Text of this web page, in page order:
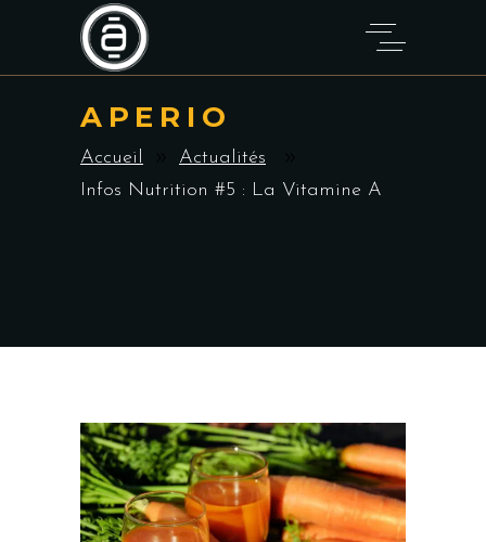
APERIO
Accueil
Actualités
Infos Nutrition #5 : La Vitamine A